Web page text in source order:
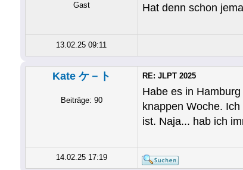
Gast Hat denn schon
13.02.25 09:11
Kate ケ－ト
Beiträge: 90
RE: JLPT 2025
Habe es in
knappen Woche.
ist. Naja... hab ich
14.02.25 17:19